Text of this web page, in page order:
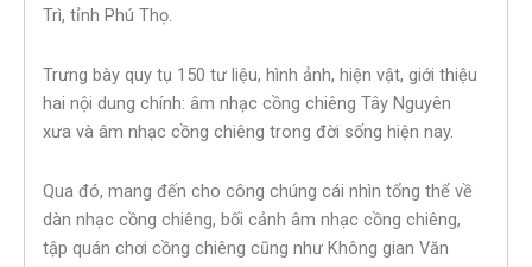
Trì, tỉnh Phú Thọ.
Trưng bày quy tụ 150 tư liệu, hình ảnh, hiện vật, giới thiệu
hai nội dung chính: âm nhạc cồng chiêng Tây Nguyên
xưa và âm nhạc cồng chiêng trong đời sống hiện nay.
Qua đó, mang đến cho công chúng cái nhìn tổng thể về
dàn nhạc cồng chiêng, bối cảnh âm nhạc cồng chiêng,
tập quán chơi cồng chiêng cũng như Không gian Văn